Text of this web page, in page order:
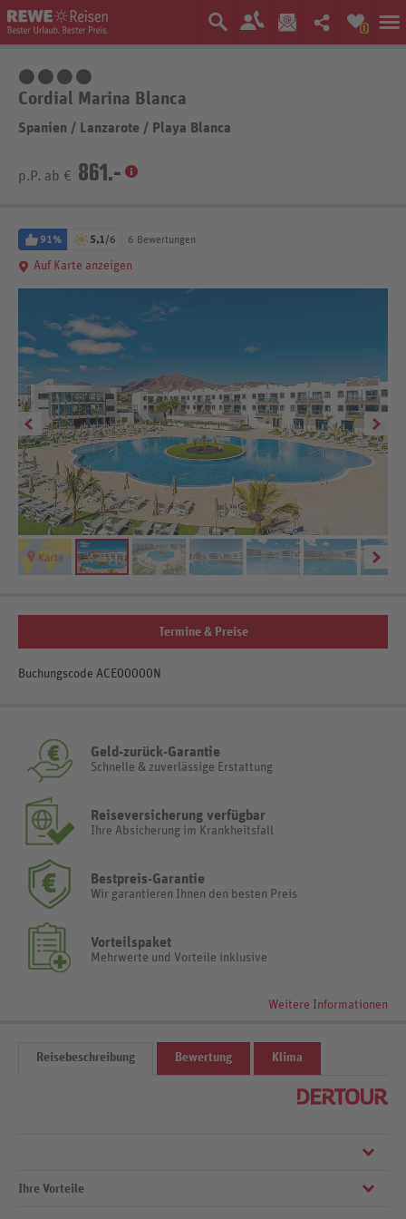
0
Cordial Marina Blanca
Spanien / Lanzarote / Playa Blanca
p.P. ab € 861.-
91% 5,1/6 6 Bewertungen
Auf Karte anzeigen
Termine & Preise
Buchungscode ACE00000N
Geld-zurück-Garantie
Schnelle & zuverlässige Erstattung
Reiseversicherung verfügbar
Ihre Absicherung im Krankheitsfall
Bestpreis-Garantie
Wir garantieren Ihnen den besten Preis
Vorteilspaket
Mehrwerte und Vorteile inklusive
Weitere Informationen
Reisebeschreibung Bewertung Klima
Das ideale Ziel für einen großartigen Urlaub mit der Familie, mit
Ihre Vorteile